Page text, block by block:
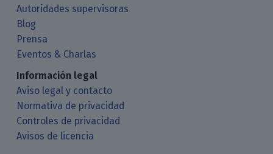
Autoridades supervisoras
Blog
Prensa
Eventos & Charlas
Información legal
Aviso legal y contacto
Normativa de privacidad
Controles de privacidad
Avisos de licencia